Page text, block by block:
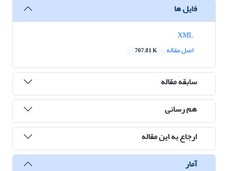
فایل ها
اصل مقاله
707.81 K
سابقه مقاله
هم رسانی
ارجاع به این مقاله
آمار